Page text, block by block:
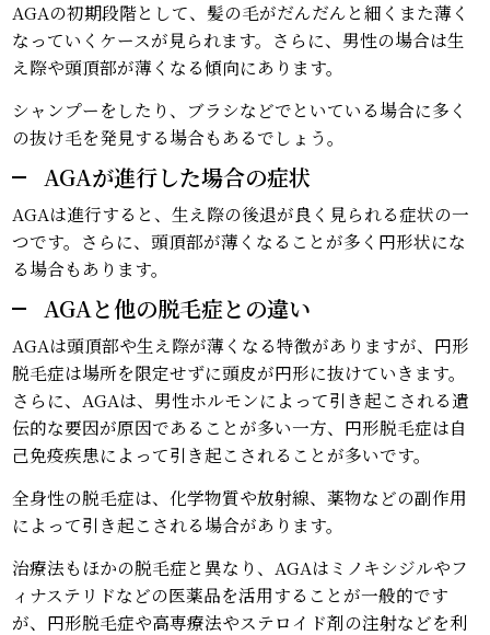
AGAの初期段階として、髪の毛がだんだんと細くまた薄く
なっていくケースが見られます。さらに、男性の場合は生
え際や頭頂部が薄くなる傾向にあります。
シャンプーをしたり、ブラシなどでといている場合に多く
の抜け毛を発見する場合もあるでしょう。
AGAが進行した場合の症状
AGAは進行すると、生え際の後退が良く見られる症状の一
つです。さらに、頭頂部が薄くなることが多く円形状にな
る場合もあります。
AGAと他の脱毛症との違い
AGAは頭頂部や生え際が薄くなる特徴がありますが、円形
脱毛症は場所を限定せずに頭皮が円形に抜けていきます。
さらに、AGAは、男性ホルモンによって引き起こされる遺
伝的な要因が原因であることが多い一方、円形脱毛症は自
己免疫疾患によって引き起こされることが多いです。
全身性の脱毛症は、化学物質や放射線、薬物などの副作用
によって引き起こされる場合があります。
治療法もほかの脱毛症と異なり、AGAはミノキシジルやフ
ィナステリドなどの医薬品を活用することが一般的です
が、円形脱毛症や高専療法やステロイド剤の注射などを利